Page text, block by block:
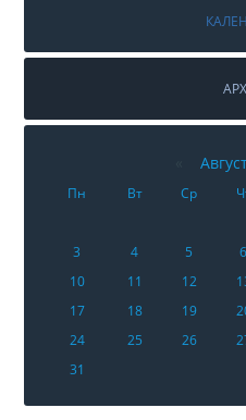
Пн Вт Ср
3
4 5 6
10
11 12
17
18 19
24
25 26
31